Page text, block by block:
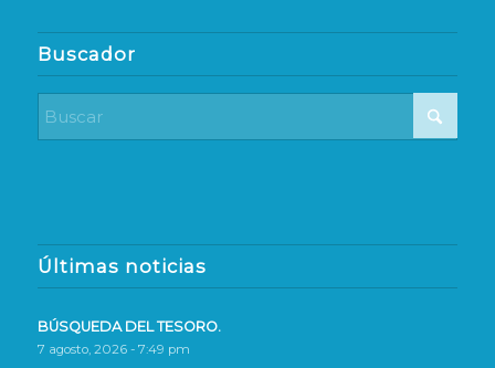
Buscador
Últimas noticias
BÚSQUEDA DEL TESORO.
7 agosto, 2026 - 7:49 pm